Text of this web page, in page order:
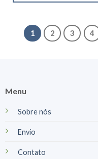
1 2 3 4
Menu
Sobre nós
Envio
Contato